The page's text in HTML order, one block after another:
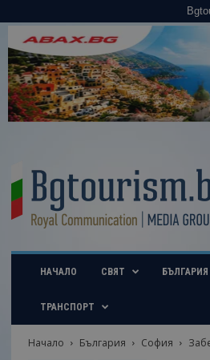
u
i
b
НАЧАЛО СВЯТ БЪЛГАРИЯ
ТРАНСПОРТ
Начало България София